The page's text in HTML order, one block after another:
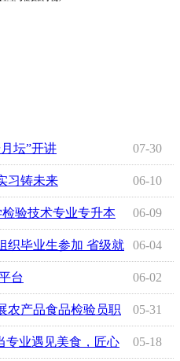
07-30
坛”开讲
06-10
习铸未来
06-09
验技术专业专升本
06-04
织毕业生参加 省级就
06-02
台
05-31
农产品食品检验员职
05-18
专业遇见美食，匠心